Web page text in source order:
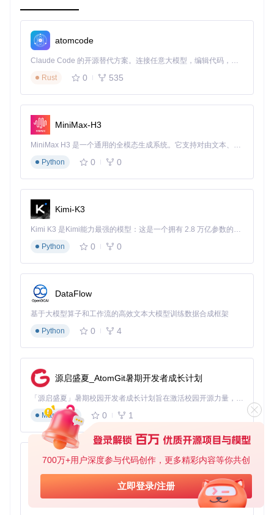
700万+用户深度参与代码创作，更多精彩内容等你共创
立即登录/注册
atomcode
Claude Code 的开源替代方案。连接任意大模型，编辑代码，运行命令，自动验证 — 全自动执行。用 Rust 构建，极致性能。 ｜ An open-source alternative to Claude Code. Connect any LLM, edit code, run commands, and verify changes — autonomously. Built in Rust for speed. Get Started
Rust
0 535
MiniMax-H3
MiniMax H3 是一个通用的全模态生成系统。它支持对由文本、图像、视频和音频组成的多模态上下文进行统一理解，并能生成分辨率高达 2K、时长可达 15 秒的带原生立体声音频的视频。得益于面向任务泛化的系统设计，H3 在预训练阶段就已具备广泛的多模态上下文理解与生成能力，能够出色地执行复杂的多模态指令。
Python
0 0
Kimi-K3
Kimi K3 是Kimi能力最强的模型：这是一个拥有 2.8 万亿参数的混合专家（MoE）模型，具备原生视觉理解能力，并支持 100 万 token 的上下文窗口。
Python
0 0
DataFlow
基于大模型算子和工作流的高效文本大模型训练数据合成框架
Python
0 4
源启盛夏_AtomGit暑期开发者成长计划
「源启盛夏」暑期校园开发者成长计划旨在激活校园开源力量，通过积分激励、认证扶持、资源倾斜等形式，引导高校组织和开发者完成「入驻 — 建项目 — 做贡献 — 获认证 — 得资源」的完整闭环。无论你是想带领社团入驻平台的组织者，还是希望用代码贡献证明自己的开发者，都能在这里找到属于你的成长路径。
Markdown
0 1
py-xiaozhi
基于Python的Xiaozhi AI，适用于想要完整Xiaozhi体验而无需拥有专用硬件的用户。
Python
0 1